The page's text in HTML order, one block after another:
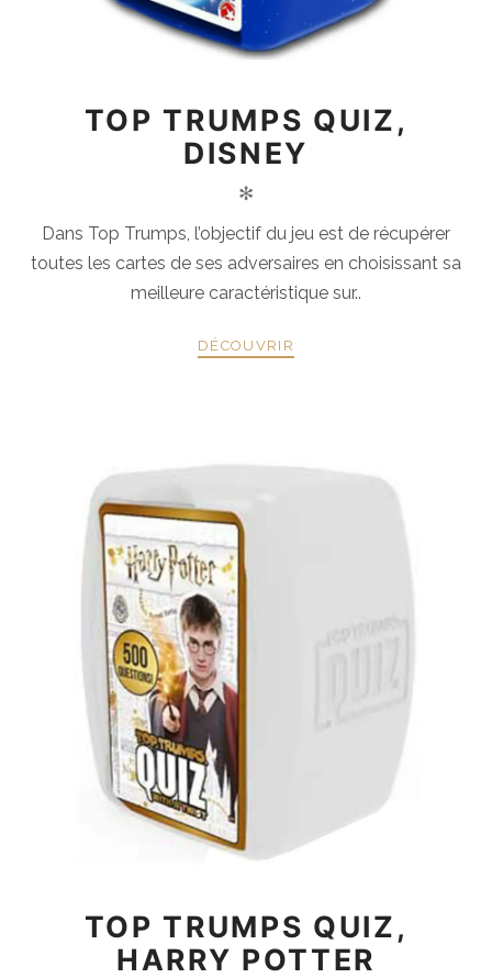
TOP TRUMPS QUIZ,
DISNEY
✻
Dans Top Trumps, l’objectif du jeu est de récupérer
toutes les cartes de ses adversaires en choisissant sa
meilleure caractéristique sur..
DÉCOUVRIR
TOP TRUMPS QUIZ,
HARRY POTTER